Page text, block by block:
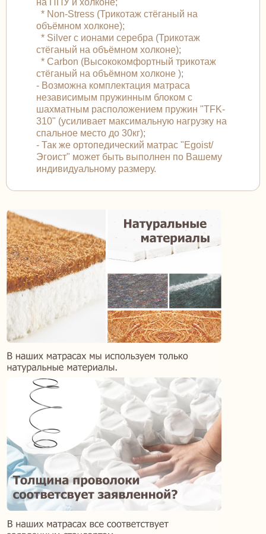
на ППУ и холконе;
* Non-Stress (Трикотаж стёганый на
объёмном холконе);
* Silver с ионами серебра (Трикотаж
стёганый на объёмном холконе);
* Carbon (Высококомфортный трикотаж
стёганый на объёмном холконе );
- Возможна комплектация матраса
независимым пружинным блоком с
шахматным расположением пружин "TFK-
310" (усиливает максимальную нагрузку на
спальное место до 30кг);
- Так же ортопедический матрас "Egoist/
Эгоист" может быть выполнен по Вашему
индивидуальному размеру.